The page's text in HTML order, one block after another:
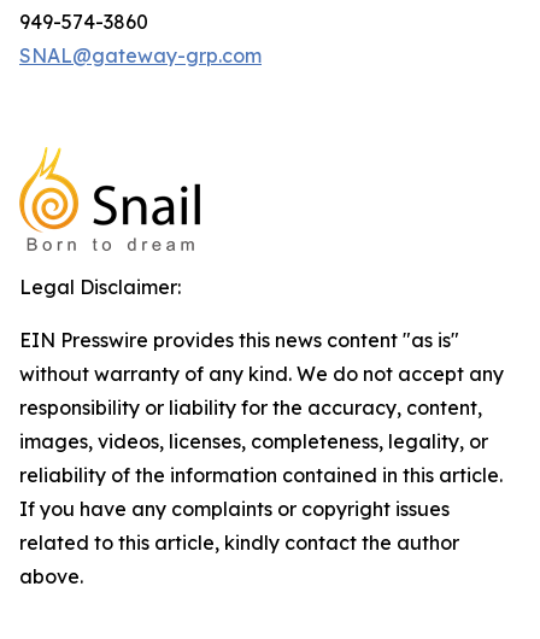
949-574-3860
SNAL@gateway-grp.com
Legal Disclaimer:
EIN Presswire provides this news content "as is"
without warranty of any kind. We do not accept any
responsibility or liability for the accuracy, content,
images, videos, licenses, completeness, legality, or
reliability of the information contained in this article.
If you have any complaints or copyright issues
related to this article, kindly contact the author
above.